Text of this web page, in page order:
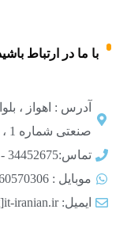
با ما در ارتباط
آدرس : اهواز ،
صنعتی شماره 1 ، ساختمان مهندسی طبقه 2 واحد 18
تماس:34452675 - 34456830 -061
موبایل : 09160570306
ایمیل: info[at]it-iranian.ir